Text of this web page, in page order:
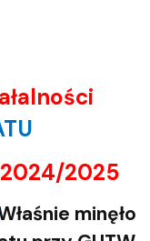
2025
minęło